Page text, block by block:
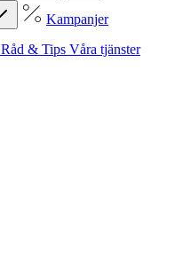
Kampanjer
Råd & Tips Våra tjänster